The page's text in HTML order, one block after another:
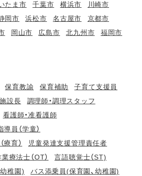
たま市 千葉市 横浜市
川崎市
岡市 浜松市 名古屋市
京都市
岡山市 広島市 北九州市
福岡市
保育教諭 保育補助
子育て支援員
施設長
調理師・調理スタッフ
看護師・准看護師
員（学童）
育）
児童発達支援管理責任者
療法士（OT）
言語聴覚士（ST)
稚園)
バス添乗員(保育園、幼稚園)